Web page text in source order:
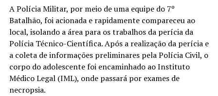
A Polícia Militar, por meio de uma equipe do 7º
Batalhão, foi acionada e rapidamente compareceu ao
local, isolando a área para os trabalhos da perícia da
Polícia Técnico-Científica. Após a realização da perícia e
a coleta de informações preliminares pela Polícia Civil, o
corpo do adolescente foi encaminhado ao Instituto
Médico Legal (IML), onde passará por exames de
necropsia.